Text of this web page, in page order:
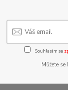
Souhlasím se
Můžete